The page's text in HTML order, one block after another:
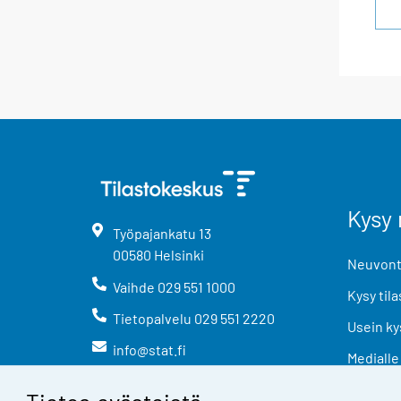
Työpajankatu 13
00580 Helsinki
Vaihde 029 551 1000
Tietopalvelu 029 551 2220
info@stat.fi
Kysy
Usein
Medialle